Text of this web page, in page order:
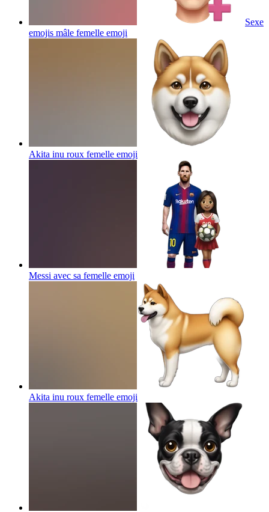
Sexe
emojis mâle femelle emoji
Akita inu roux femelle emoji
Messi avec sa femelle emoji
Akita inu roux femelle emoji